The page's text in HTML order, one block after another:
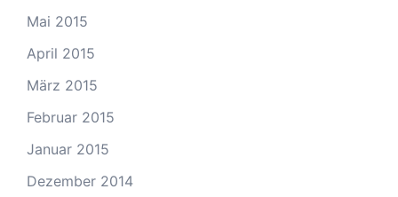
Mai 2015
April 2015
März 2015
Februar 2015
Januar 2015
Dezember 2014